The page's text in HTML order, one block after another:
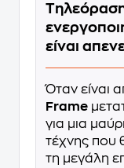
είναι
Όταν είναι
Frame
για μια
τέχνης που
τη μεγάλη